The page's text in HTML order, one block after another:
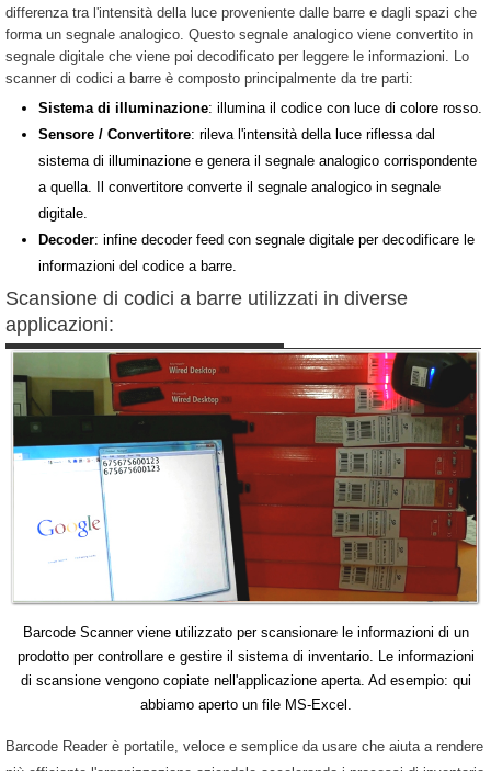
differenza tra l'intensità della luce proveniente dalle barre e dagli spazi che
forma un segnale analogico. Questo segnale analogico viene convertito in
segnale digitale che viene poi decodificato per leggere le informazioni. Lo
scanner di codici a barre è composto principalmente da tre parti:
Sistema di illuminazione: illumina il codice con luce di colore rosso.
Sensore / Convertitore: rileva l'intensità della luce riflessa dal
sistema di illuminazione e genera il segnale analogico corrispondente
a quella. Il convertitore converte il segnale analogico in segnale
digitale.
Decoder: infine decoder feed con segnale digitale per decodificare le
informazioni del codice a barre.
Scansione di codici a barre utilizzati in diverse
applicazioni:
Barcode Scanner viene utilizzato per scansionare le informazioni di un
prodotto per controllare e gestire il sistema di inventario. Le informazioni
di scansione vengono copiate nell'applicazione aperta. Ad esempio: qui
abbiamo aperto un file MS-Excel.
Barcode Reader è portatile, veloce e semplice da usare che aiuta a rendere